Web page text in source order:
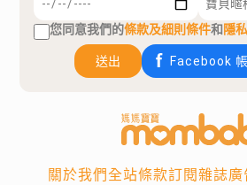
您同意我們的條款及細則條件和隱
送出 Facebook
關於我們全站條款訂閱雜誌廣